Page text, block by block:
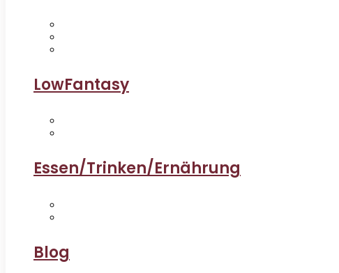
LowFantasy
Essen/Trinken/Ernährung
Blog